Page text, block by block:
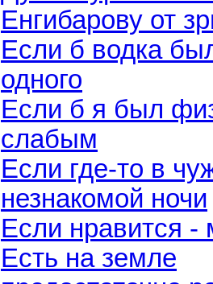
Енгибарову от
Если б водка
одного
Если б я был
слабым
Если где-то в
незнакомой ночи
Если нравится -
Есть на земле